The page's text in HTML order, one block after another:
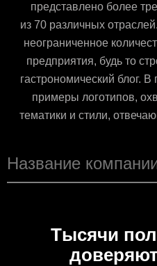
представлено более
из 70 различных
неограниченное
предприятия, будь то
гастрономический блог.
примеры логотипов,
тематики и стили,
Тысячи